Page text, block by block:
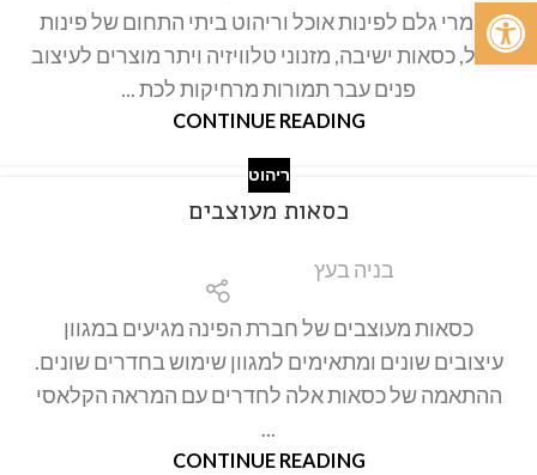
חומרי גלם לפינות אוכל וריהוט ביתי התחום של פינות
אוכל, כסאות ישיבה, מזנוני טלוויזיה ויתר מוצרים לעיצוב
פנים עבר תמורות מרחיקות לכת ...
CONTINUE READING
ריהוט
כסאות מעוצבים
בניה בעץ
כסאות מעוצבים של חברת הפינה מגיעים במגוון
עיצובים שונים ומתאימים למגוון שימוש בחדרים שונים.
ההתאמה של כסאות אלה לחדרים עם המראה הקלאסי
...
CONTINUE READING
פתח סרגל נגישות